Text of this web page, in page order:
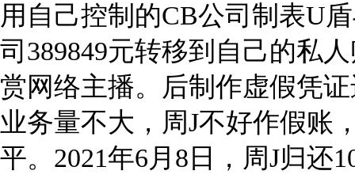
用自己控制的CB公司制表U
司389849元转移到自己的私
赏网络主播。后制作虚假凭
业务量不大，周J不好作假账
平。2021年6月8日，周J归还